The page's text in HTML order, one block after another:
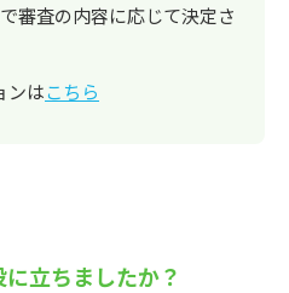
審査の内容に応じて決定さ
ンはこちら
立ちましたか？